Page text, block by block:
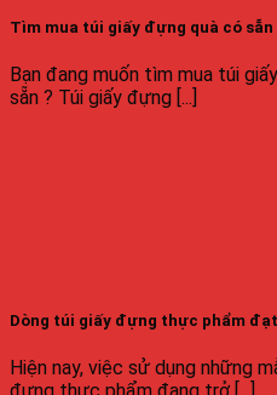
Tìm mua túi giấy đựng quà có sẵn
Bạn đang muốn tìm mua túi
sẵn ? Túi giấy đựng [...]
Dòng túi giấy đựng thực phẩm
Hiện nay, việc sử dụng những